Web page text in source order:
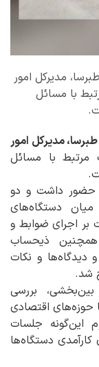
مدیرکل امور
با مسائل
مدیرکل امور
مرتبط با مسائل
حضور داشت و دو
میان دستگاه‌های
بر اجرای ضوابط و
همچنین ذیحساب
دیدگاه‌ها و نکات
شد.
بررسی
حوزه‌های اقتصادی
این‌گونه جلسات
دستگاه‌ها